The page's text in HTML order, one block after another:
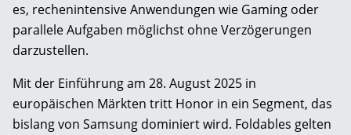
es, rechenintensive Anwendungen wie Gaming oder
parallele Aufgaben möglichst ohne Verzögerungen
darzustellen.
Mit der Einführung am 28. August 2025 in
europäischen Märkten tritt Honor in ein Segment, das
bislang von Samsung dominiert wird. Foldables gelten